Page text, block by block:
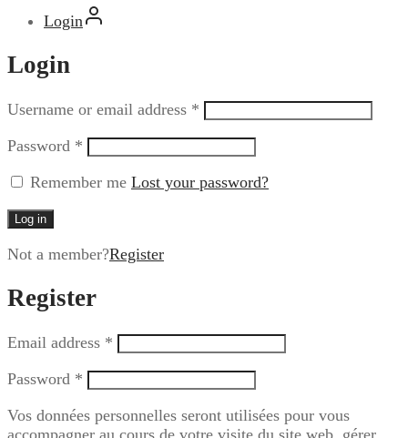
Login
Login
Username or email address *
Password *
Remember me Lost your password?
Log in
Not a member?Register
Register
Email address *
Password *
Vos données personnelles seront utilisées pour vous
accompagner au cours de votre visite du site web, gérer